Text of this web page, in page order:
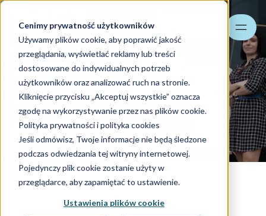
Cenimy prywatność użytkowników
Używamy plików cookie, aby poprawić jakość
przeglądania, wyświetlać reklamy lub treści
dostosowane do indywidualnych potrzeb
użytkowników oraz analizować ruch na stronie.
Kliknięcie przycisku „Akceptuj wszystkie” oznacza
zgodę na wykorzystywanie przez nas plików cookie.
Polityka prywatności i polityka cookies
Jeśli odmówisz, Twoje informacje nie będą śledzone
podczas odwiedzania tej witryny internetowej.
Pojedynczy plik cookie zostanie użyty w
przeglądarce, aby zapamiętać to ustawienie.
Ustawienia plików cookie
Kariera w Aider Polska
Dołącz do naszego zespołu